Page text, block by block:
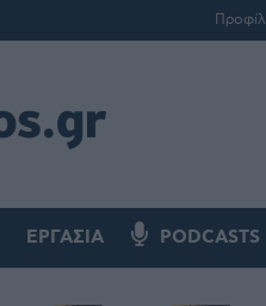
Προφίλ
ΕΡΓΑΣΊΑ PODCASTS